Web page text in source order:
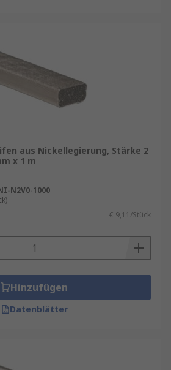
aus Nickellegierung, Stärke 2
x 1 m
N2V0-1000
€ 9,11/Stück
Hinzufügen
Datenblätter